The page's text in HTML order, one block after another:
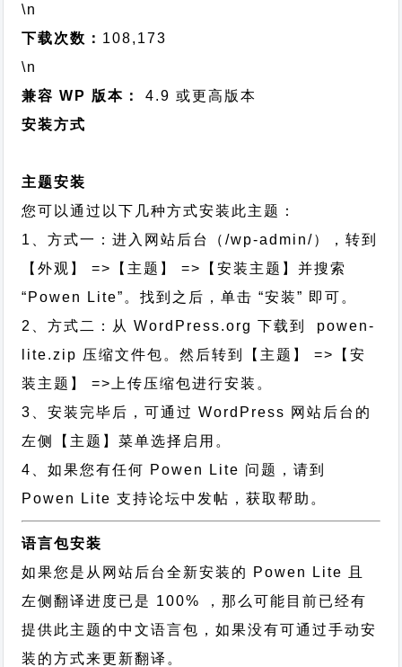
\n
下载次数： 108,173
\n
兼容 WP 版本：
4.9 或更高版本
安装方式
主题安装
您可以通过以下几种方式安装此主题：
1、方式一：进入网站后台（/wp-admin/），转到
【外观】 =>【主题】 =>【安装主题】并搜索
“Powen Lite”。找到之后，单击 “安装” 即可。
2、方式二：从 WordPress.org 下载到 powen-
lite.zip 压缩文件包。然后转到【主题】 =>【安
装主题】 =>上传压缩包进行安装。
3、安装完毕后，可通过 WordPress 网站后台的
左侧【主题】菜单选择启用。
4、如果您有任何 Powen Lite 问题，请到
Powen Lite 支持论坛中发帖，获取帮助。
语言包安装
如果您是从网站后台全新安装的 Powen Lite 且
左侧翻译进度已是 100% ，那么可能目前已经有
提供此主题的中文语言包，如果没有可通过手动安
装的方式来更新翻译。